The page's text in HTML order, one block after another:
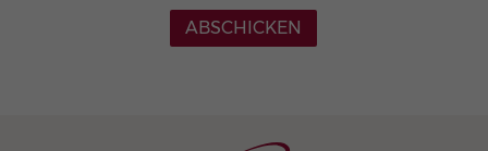
ABSCHICKEN